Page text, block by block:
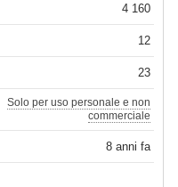
4 160
12
23
Solo per uso personale e non
commerciale
8 anni fa